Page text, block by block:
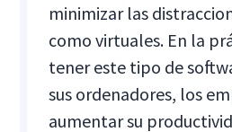
minimizar las
como virtuales. En la
tener este tipo de
sus ordenadores, los
aumentar su